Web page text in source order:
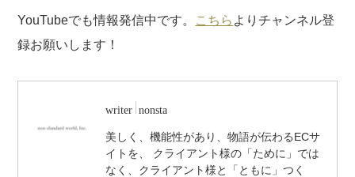
YouTubeでも情報発信中です。 こちら よりチャンネル登
録お願いします！
writer nonsta
美しく、機能性があり、物語が伝わるECサ
イトを、 クライアント様の「ために」では
なく、クライアント様と「ともに」つく